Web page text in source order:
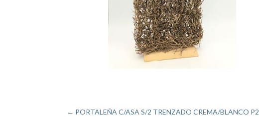
← PORTALEÑA C/ASA S/2 TRENZADO CREMA/BLANCO